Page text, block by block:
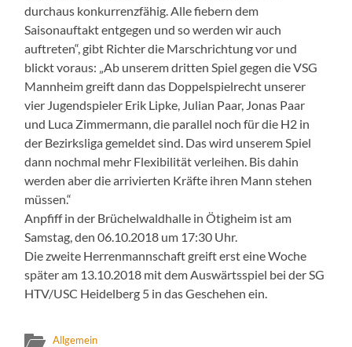
durchaus konkurrenzfähig. Alle fiebern dem
Saisonauftakt entgegen und so werden wir auch
auftreten“, gibt Richter die Marschrichtung vor und
blickt voraus: „Ab unserem dritten Spiel gegen die VSG
Mannheim greift dann das Doppelspielrecht unserer
vier Jugendspieler Erik Lipke, Julian Paar, Jonas Paar
und Luca Zimmermann, die parallel noch für die H2 in
der Bezirksliga gemeldet sind. Das wird unserem Spiel
dann nochmal mehr Flexibilität verleihen. Bis dahin
werden aber die arrivierten Kräfte ihren Mann stehen
müssen.“
Anpfiff in der Brüchelwaldhalle in Ötigheim ist am
Samstag, den 06.10.2018 um 17:30 Uhr.
Die zweite Herrenmannschaft greift erst eine Woche
später am 13.10.2018 mit dem Auswärtsspiel bei der SG
HTV/USC Heidelberg 5 in das Geschehen ein.
Allgemein